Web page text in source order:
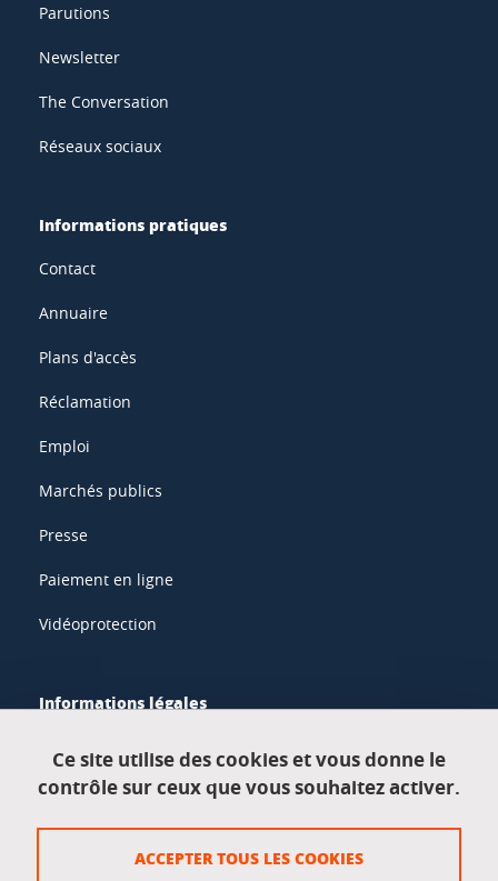
Parutions
Newsletter
The Conversation
Réseaux sociaux
Informations pratiques
Contact
Annuaire
Plans d'accès
Réclamation
Emploi
Marchés publics
Presse
Paiement en ligne
Vidéoprotection
Informations légales
Données personnelles
Crédits
Ce site utilise des cookies et vous donne le
contrôle sur ceux que vous souhaitez activer.
ACCEPTER TOUS LES COOKIES